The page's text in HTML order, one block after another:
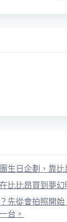
生日企劃，靠
比比昂買到夢
先從會拍照開
台。